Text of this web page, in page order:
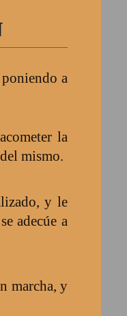
a
la
mismo.
y le
adecúe a
marcha, y